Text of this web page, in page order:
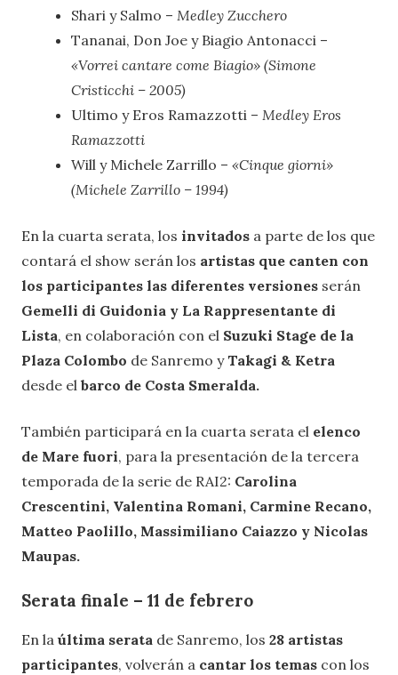
Shari y Salmo – Medley Zucchero
Tananai, Don Joe y Biagio Antonacci –
«Vorrei cantare come Biagio» (Simone
Cristicchi – 2005)
Ultimo y Eros Ramazzotti – Medley Eros
Ramazzotti
Will y Michele Zarrillo – «Cinque giorni»
(Michele Zarrillo – 1994)
En la cuarta serata, los invitados a parte de los que
contará el show serán los artistas que canten con
los participantes las diferentes versiones serán
Gemelli di Guidonia y La Rappresentante di
Lista, en colaboración con el Suzuki Stage de la
Plaza Colombo de Sanremo y Takagi & Ketra
desde el barco de Costa Smeralda.
También participará en la cuarta serata el elenco
de Mare fuori, para la presentación de la tercera
temporada de la serie de RAI2: Carolina
Crescentini, Valentina Romani, Carmine Recano,
Matteo Paolillo, Massimiliano Caiazzo y Nicolas
Maupas.
Serata finale – 11 de febrero
En la última serata de Sanremo, los 28 artistas
participantes, volverán a cantar los temas con los